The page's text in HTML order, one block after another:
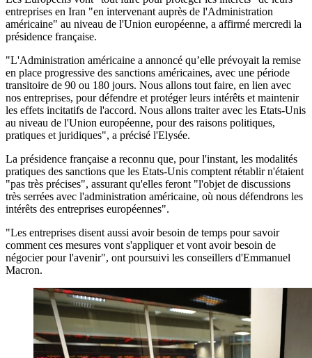
entreprises en Iran "en intervenant auprès de l'Administration
américaine" au niveau de l'Union européenne, a affirmé mercredi la
présidence française.
"L'Administration américaine a annoncé qu’elle prévoyait la remise
en place progressive des sanctions américaines, avec une période
transitoire de 90 ou 180 jours. Nous allons tout faire, en lien avec
nos entreprises, pour défendre et protéger leurs intérêts et maintenir
les effets incitatifs de l'accord. Nous allons traiter avec les Etats-Unis
au niveau de l'Union européenne, pour des raisons politiques,
pratiques et juridiques", a précisé l'Elysée.
La présidence française a reconnu que, pour l'instant, les modalités
pratiques des sanctions que les Etats-Unis comptent rétablir n'étaient
"pas très précises", assurant qu'elles feront "l'objet de discussions
très serrées avec l'administration américaine, où nous défendrons les
intérêts des entreprises européennes".
"Les entreprises disent aussi avoir besoin de temps pour savoir
comment ces mesures vont s'appliquer et vont avoir besoin de
négocier pour l'avenir", ont poursuivi les conseillers d'Emmanuel
Macron.